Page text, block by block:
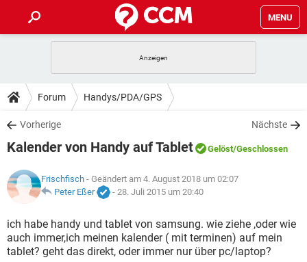
MENU
ANDROID IOS
WINDOWS 10
WHATSAPP TIKTOK
FACEBOOK
TIPPS & TRICKS
SPIELE STREAMING
WHATSAPP TIKTOK
DOWNLOADS
SPIELE STREAMING
ANDROID
WINDOWS 10 INSTAGRAM
WHATSAPP
FACEBOOK HARDWARE
SPIELE STREAMING
WINDOWS 10 INSTAGRAM
WHATSAPP TIKTOK
LEXIKON
SPIELE
ANDROID IOS
Forum Handys/PDA/GPS
Vorherige Nächste
Kalender von Handy auf Tablet Gelöst/Geschlossen
Frischfisch - Geändert am 4. August 2018 um 02:07
Peter Eßer
- 28. Juli 2015 um 20:40
ich habe handy und tablet von samsung. wie ziehe ,oder wie
auch immer,ich meinen kalender ( mit terminen) auf mein
tablet? geht das direkt, oder immer nur über pc/laptop?